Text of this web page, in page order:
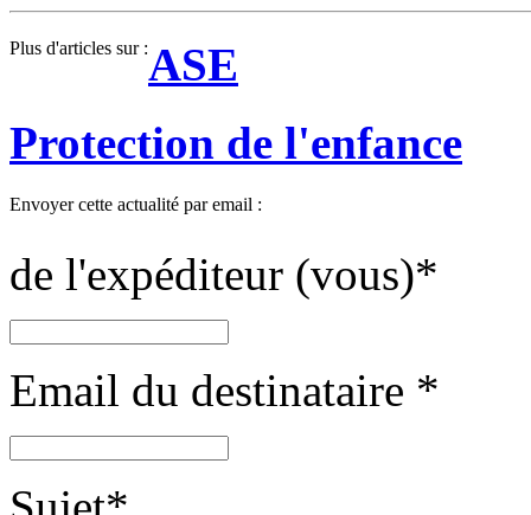
Plus d'articles sur :ASE
Protection de l'enfance
Envoyer cette actualité par email :
de l'expéditeur (vous)*
Email du destinataire *